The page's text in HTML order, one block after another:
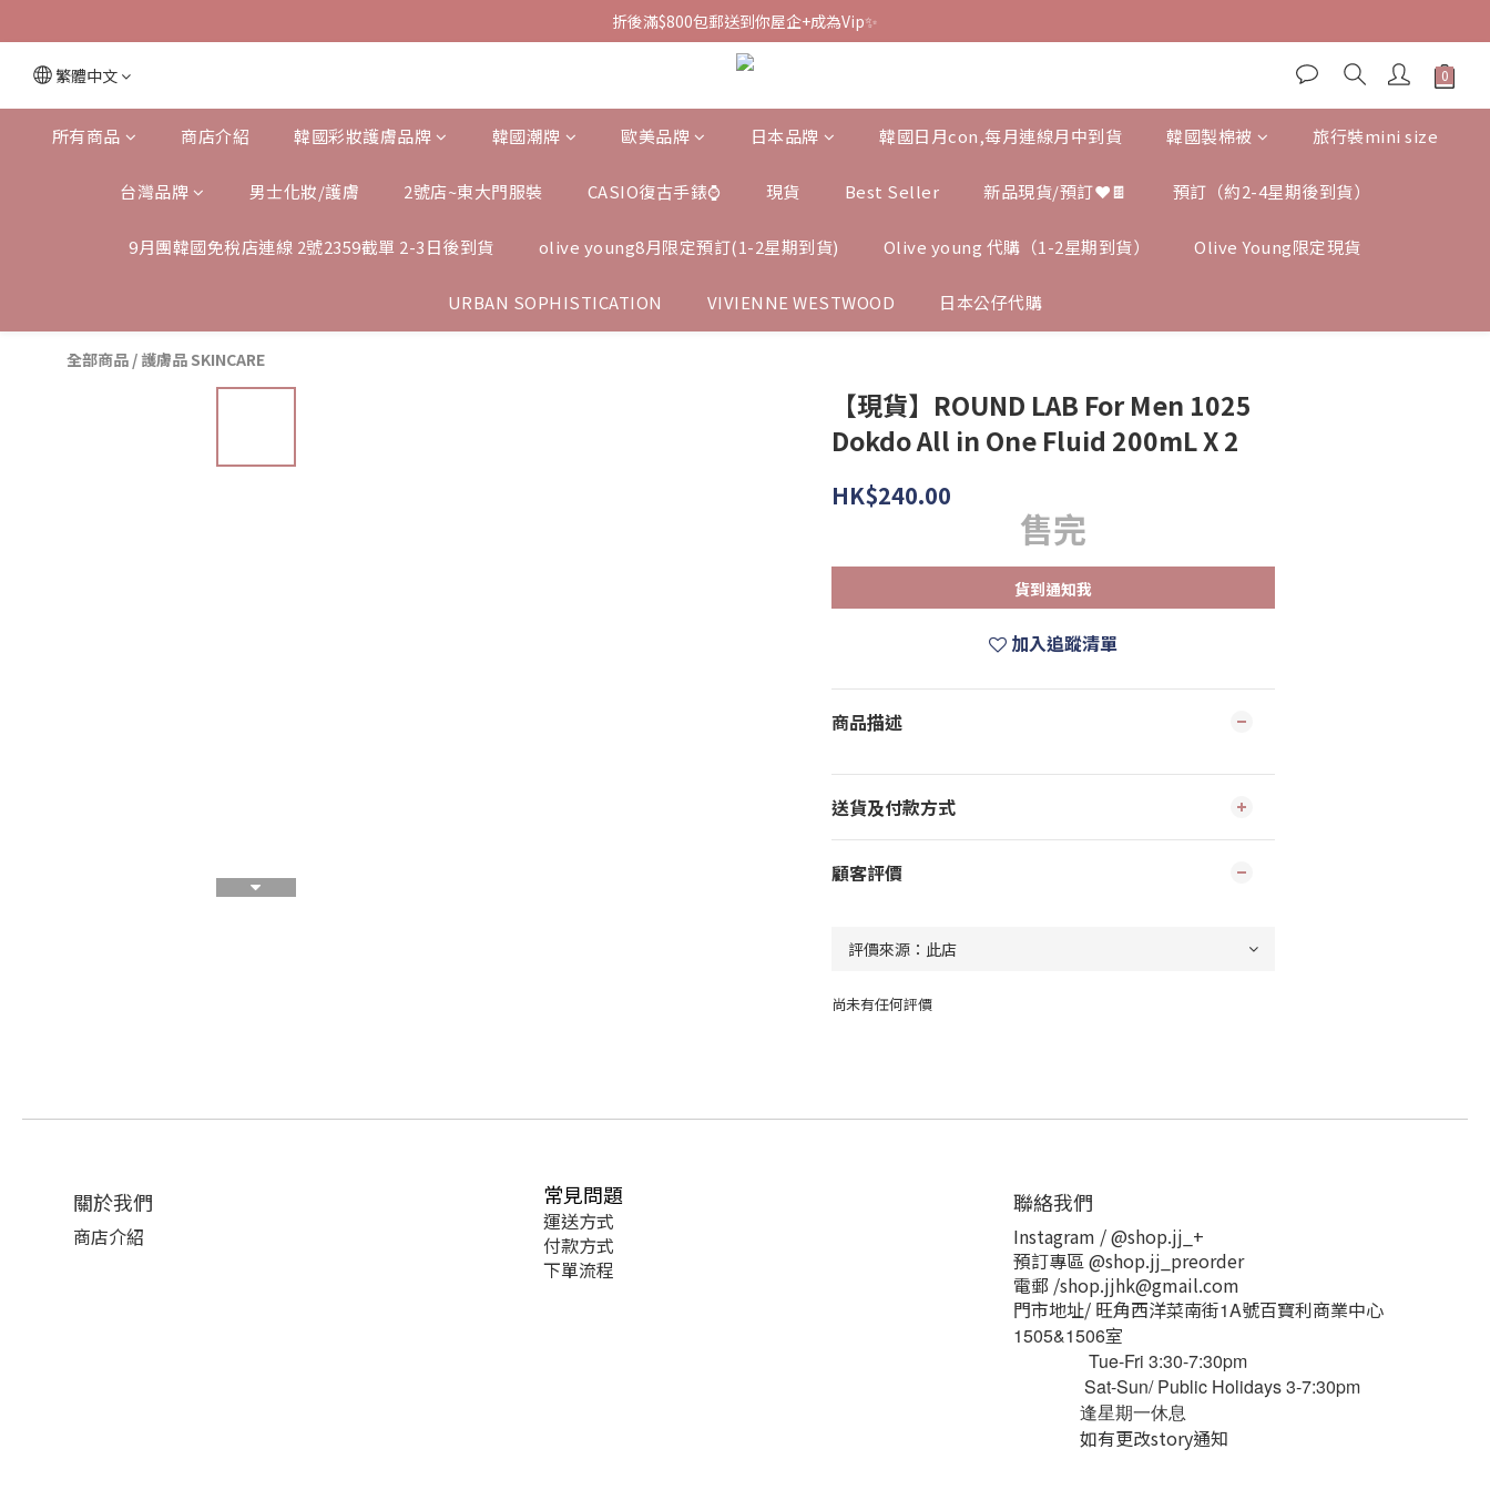
折後滿$800包郵送到你屋企+成為Vip✨
繁體中文
所有商品 商店介紹 韓國彩妝護膚品牌 韓國潮牌 歐美品牌 日本品牌 韓國日月con,每月連線月中到貨 韓國製棉被 旅行裝mini size
台灣品牌 男士化妝/護膚 2號店~東大門服裝 CASIO復古手錶⌚️ 現貨 Best Seller 新品現貨/預訂❤️🍫 預訂（約2-4星期後到貨）
9月團韓國免稅店連線 2號2359截單 2-3日後到貨 olive young8月限定預訂(1-2星期到貨) Olive young 代購（1-2星期到貨） Olive Young限定現貨
URBAN SOPHISTICATION VIVIENNE WESTWOOD 日本公仔代購
全部商品 /護膚品 SKINCARE
【現貨】ROUND LAB For Men 1025
Dokdo All in One Fluid 200mL X 2
HK$240.00
售完
貨到通知我
加入追蹤清單
商品描述
送貨及付款方式
顧客評價
尚未有任何評價
關於我們
商店介紹
常見問題
運送方式
付款方式
下單流程
聯絡我們
Instagram / @shop.jj_+
預訂專區 @shop.jj_preorder
電郵 /shop.jjhk@gmail.com
門市地址/ 旺角西洋菜南街1A號百寶利商業中心
1505&1506室
Tue-Fri 3:30-7:30pm
Sat-Sun/ Public Holidays 3-7:30pm
逢星期一休息
如有更改story通知